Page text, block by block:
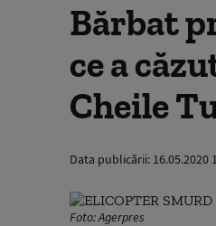
Bărbat
ce a
Cheile
Data publicării: 16.05.2020
Foto: Agerpres